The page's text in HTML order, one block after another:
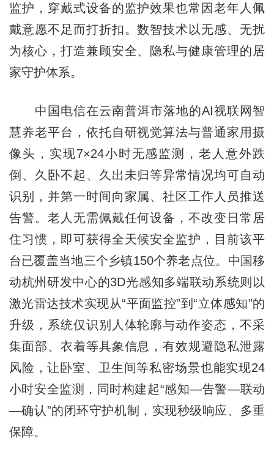
监护，穿戴式设备的监护效果也常因老年人佩
戴意愿不足而打折扣。数智技术以无感、无扰
为核心，打造兼顾安全、隐私与健康管理的居
家守护体系。
中国电信在云南普洱市落地的AI视联网智
慧养老平台，依托自研视觉算法与普通家用摄
像头，实现7×24小时无感监测，老人意外跌
倒、久卧不起、久出未归等异常情况均可自动
识别，并第一时间向家属、社区工作人员推送
告警。老人无需佩戴任何设备，不改变日常居
住习惯，即可获得全天候安全监护，目前该平
台已覆盖当地三个乡镇150个养老点位。中国移
动杭州研发中心的3D光感知多端联动系统则以
激光雷达技术实现从“平面监控”到“立体感知”的
升级，系统仅识别人体轮廓与动作姿态，不采
集面部、衣着等具象信息，有效规避隐私泄露
风险，让卧室、卫生间等私密场景也能实现24
小时安全监测，同时构建起“感知—告警—联动
—确认”的闭环守护机制，实现秒级响应、多重
保障。